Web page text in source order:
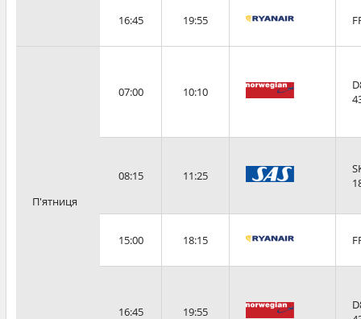
16:45 19:55
П'ятниця
07:00 10:10
08:15 11:25
15:00 18:15
16:45 19:55